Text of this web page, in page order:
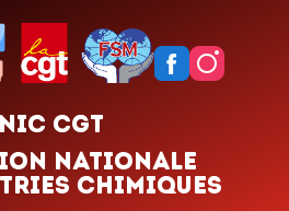
CGT
NATIONALE
CHIMIQUES